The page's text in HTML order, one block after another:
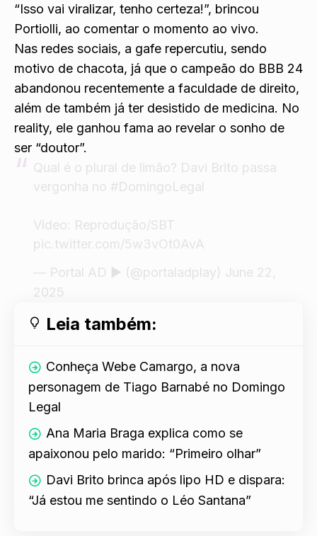
“Isso vai viralizar, tenho certeza!”, brincou
Portiolli, ao comentar o momento ao vivo.
Nas redes sociais, a gafe repercutiu, sendo
motivo de chacota, já que o campeão do BBB 24
abandonou recentemente a faculdade de direito,
além de também já ter desistido de medicina. No
reality, ele ganhou fama ao revelar o sonho de
ser “doutor”.
Qual é o plural de limão? Davi Brito passa
vergonha no #DomingoLegal
Vídeo: Reprodução/SBT
pic.twitter.com/5w3vOt0AvA
— Portal AD ▶️ (@portaladplay) June 22,
2025
Leia também:
Conheça Webe Camargo, a nova
personagem de Tiago Barnabé no Domingo
Legal
Ana Maria Braga explica como se
apaixonou pelo marido: “Primeiro olhar”
Davi Brito brinca após lipo HD e dispara:
“Já estou me sentindo o Léo Santana”